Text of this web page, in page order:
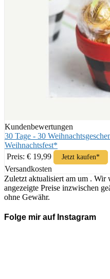
Kundenbewertungen
30 Tage - 30
Weihnachtsfest*
Preis: € 19,99
Jetzt kaufen*
Versandkosten
Zuletzt aktualisiert am um . Wir
angezeigte Preise inzwischen
ohne Gewähr.
Folge mir auf Instagram